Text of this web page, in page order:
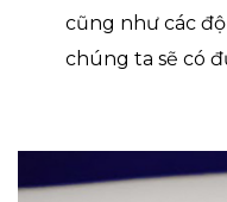
cũng như các
chúng ta sẽ có